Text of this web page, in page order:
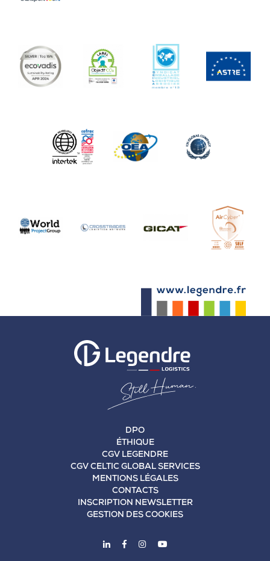
DPO
ÉTHIQUE
CGV LEGENDRE
CGV CELTIC GLOBAL SERVICES
MENTIONS LÉGALES
CONTACTS
INSCRIPTION NEWSLETTER
GESTION DES COOKIES